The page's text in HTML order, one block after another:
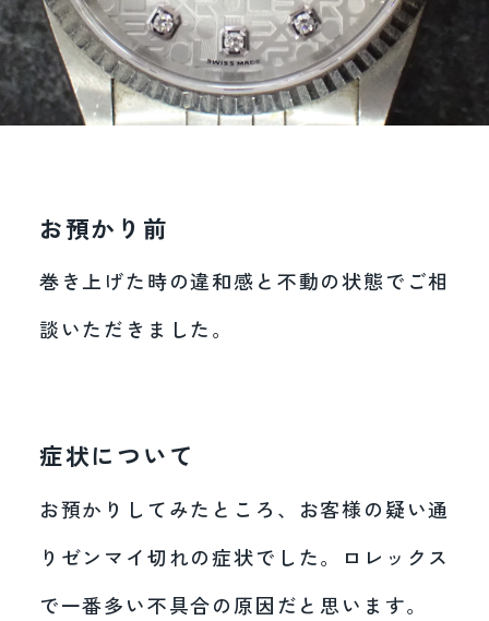
お預かり前
巻き上げた時の違和感と不動の状態でご相
談いただきました。
症状について
お預かりしてみたところ、お客様の疑い通
りゼンマイ切れの症状でした。ロレックス
で一番多い不具合の原因だと思います。